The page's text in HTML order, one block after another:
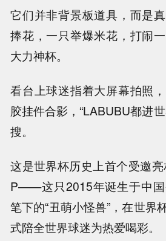
它们并非背景板道具，而是
捧花，一只举爆米花，打闹
大力神杯。
看台上球迷指着大屏幕拍照
胶挂件合影，“LABUBU都进
搜。
这是世界杯历史上首个受邀
P——这只2015年诞生于中
笔下的“丑萌小怪兽”，在世界
式陪全世界球迷为热爱喝彩。